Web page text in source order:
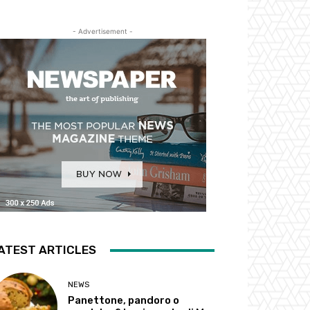
- Advertisement -
ARTICLES
NEWS
Panettone, pandoro o